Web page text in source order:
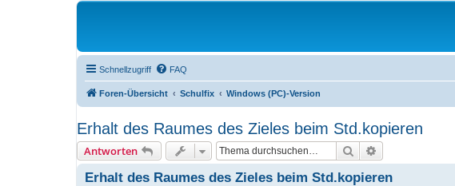
Schnellzugriff FAQ
Foren-Übersicht Schulfix Windows (PC)-Version
Erhalt des Raumes des Zieles beim Std.kopieren
Antworten Suche
Erhalt des Raumes des Zieles beim Std.kopieren